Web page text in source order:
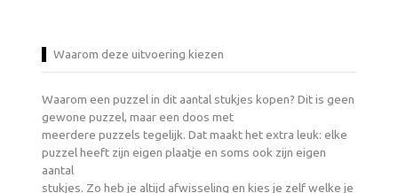
Waarom deze uitvoering kiezen
Waarom een puzzel in dit aantal stukjes kopen? Dit is geen
gewone puzzel, maar een doos met
meerdere puzzels tegelijk. Dat maakt het extra leuk: elke
puzzel heeft zijn eigen plaatje en soms ook zijn eigen
aantal
stukjes. Zo heb je altijd afwisseling en kies je zelf welke je